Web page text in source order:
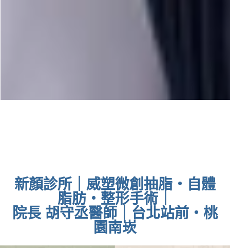
新顏診所｜威塑微創抽脂・自體
脂肪・整形手術｜
院長 胡守丞醫師｜台北站前・桃
園南崁